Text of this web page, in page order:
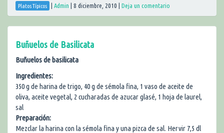
Platos Típicos Admin 8 diciembre, 2010 Deja un comentario
Buñuelos de Basilicata
Buñuelos de basilicata
Ingredientes:
350 g de harina de trigo, 40 g de sémola fina, 1 vaso de aceite de
oliva, aceite vegetal, 2 cucharadas de azucar glasé, 1 hoja de laurel,
sal
Preparación:
Mezclar la harina con la sémola fina y una pizca de sal. Hervir 7,5 dl